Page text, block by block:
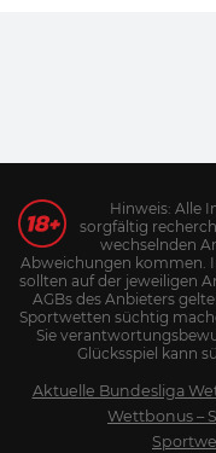
Hinweis: Alle
sorgfältig
wechselnden
Abweichungen kommen.
sollten auf der jeweiligen
AGBs des Anbieters
Sportwetten süchtig
Sie
Glücksspiel kann
Aktuelle Bundesliga
Wettbonus –